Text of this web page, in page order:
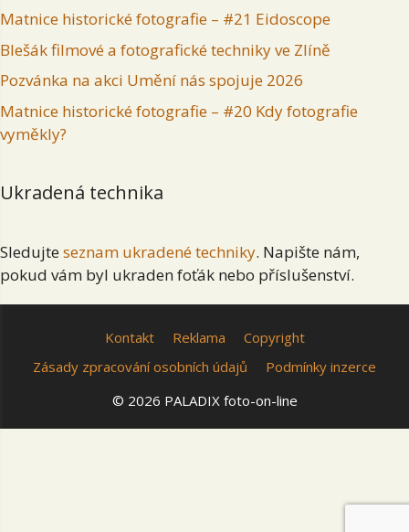
Matnice historické fotografie – #21 Eidoscope
Blešák filmové a fotografické techniky ve Zlíně
Pozvánka na akci Umění nás spojuje 2026
Matnice historické fotografie – #20 Kdy fotografie
vyměkly?
Ukradená technika
Sledujte seznam ukradené techniky. Napište nám,
pokud vám byl ukraden foťák nebo příslušenství.
Kontakt Reklama
Copyright
Zásady zpracování osobních údajů
Podmínky inzerce
© 2026 PALADIX foto-on-line